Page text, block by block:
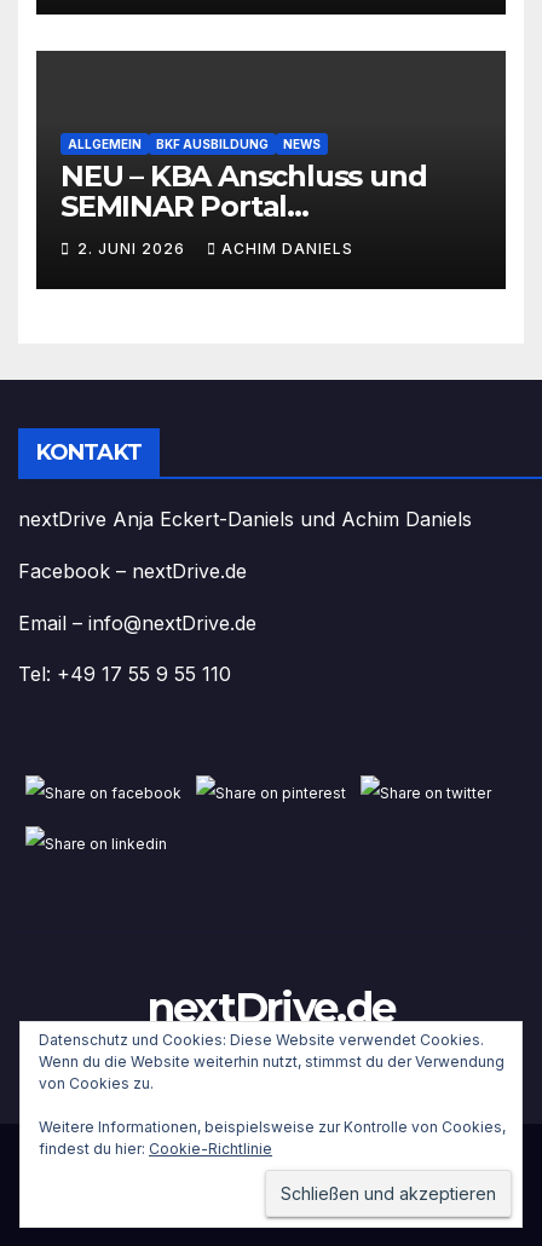
ALLGEMEIN BKF AUSBILDUNG NEWS
NEU – KBA Anschluss und
SEMINAR Portal
AKTIONSPREISE!!! Bis zu 50%
RABATT
2. JUNI 2026 ACHIM DANIELS
KONTAKT
nextDrive Anja Eckert-Daniels und Achim Daniels
Facebook – nextDrive.de
Email – info@nextDrive.de
Tel: +49 17 55 9 55 110
nextDrive.de
Stolz präsentiert von WordPress|Theme:Newsupvon
Themeansar
Datenschutz und Cookies: Diese Website verwendet Cookies.
Wenn du die Website weiterhin nutzt, stimmst du der Verwendung
von Cookies zu.
Weitere Informationen, beispielsweise zur Kontrolle von Cookies,
findest du hier: Cookie-Richtlinie